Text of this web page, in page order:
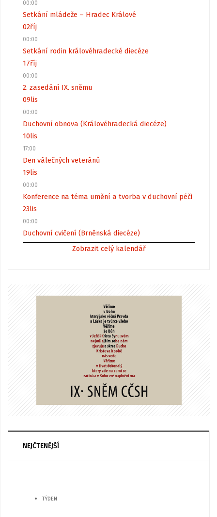
00:00
Setkání mládeže – Hradec Králové
02říj
00:00
Setkání rodin královéhradecké diecéze
17říj
00:00
2. zasedání IX. sněmu
09lis
00:00
Duchovní obnova (Královéhradecká diecéze)
10lis
17:00
Den válečných veteránů
19lis
00:00
Konference na téma umění a tvorba v duchovní péči
23lis
00:00
Duchovní cvičení (Brněnská diecéze)
Zobrazit celý kalendář
NEJČTENĚJŠÍ
TÝDEN